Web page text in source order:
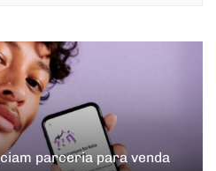
parceria para venda